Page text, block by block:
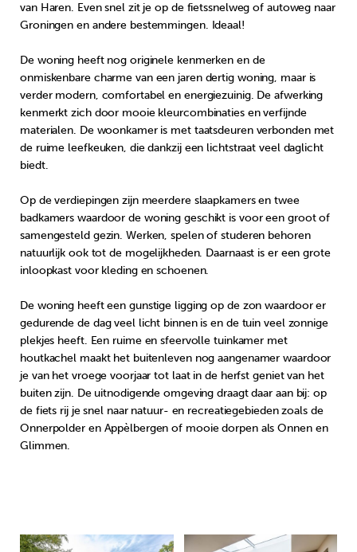
van Haren. Even snel zit je op de fietssnelweg of autoweg naar
Groningen en andere bestemmingen. Ideaal!
De woning heeft nog originele kenmerken en de
onmiskenbare charme van een jaren dertig woning, maar is
verder modern, comfortabel en energiezuinig. De afwerking
kenmerkt zich door mooie kleurcombinaties en verfijnde
materialen. De woonkamer is met taatsdeuren verbonden met
de ruime leefkeuken, die dankzij een lichtstraat veel daglicht
biedt.
Op de verdiepingen zijn meerdere slaapkamers en twee
badkamers waardoor de woning geschikt is voor een groot of
samengesteld gezin. Werken, spelen of studeren behoren
natuurlijk ook tot de mogelijkheden. Daarnaast is er een grote
inloopkast voor kleding en schoenen.
De woning heeft een gunstige ligging op de zon waardoor er
gedurende de dag veel licht binnen is en de tuin veel zonnige
plekjes heeft. Een ruime en sfeervolle tuinkamer met
houtkachel maakt het buitenleven nog aangenamer waardoor
je van het vroege voorjaar tot laat in de herfst geniet van het
buiten zijn. De uitnodigende omgeving draagt daar aan bij: op
de fiets rij je snel naar natuur- en recreatiegebieden zoals de
Onnerpolder en Appèlbergen of mooie dorpen als Onnen en
Glimmen.